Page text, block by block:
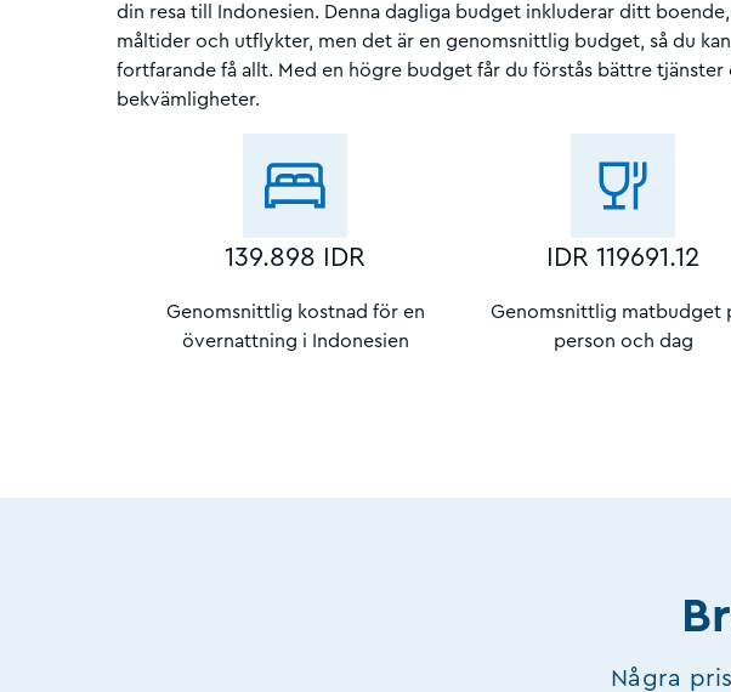
din resa till Indonesien. Denna dagliga budget inkluderar ditt
måltider och utflykter, men det är en genomsnittlig budget, så du kan
fortfarande få allt. Med en högre budget får du förstås bättre tjänster
bekvämligheter.
139.898 IDR
Genomsnittlig kostnad för en
övernattning i Indonesien
IDR 119691.12
Genomsnittlig matbudget
person och dag
Några